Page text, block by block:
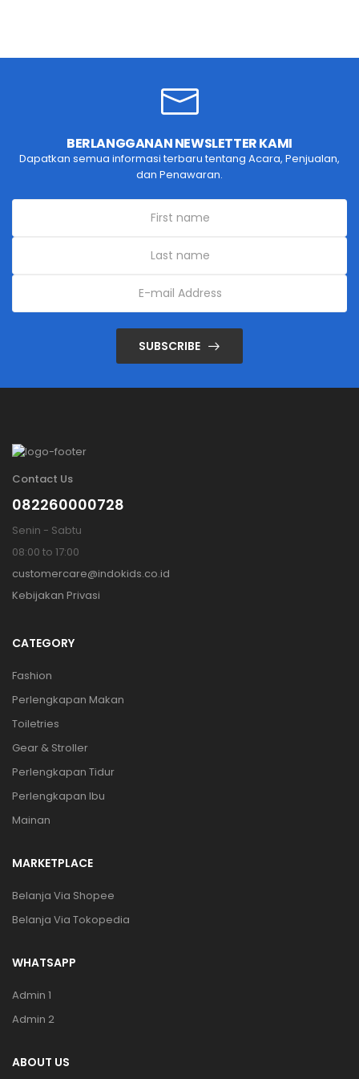
BERLANGGANAN NEWSLETTER KAMI
Dapatkan semua informasi terbaru tentang Acara, Penjualan,
dan Penawaran.
SUBSCRIBE
Contact Us
082260000728
Senin - Sabtu
08:00 to 17:00
customercare@indokids.co.id
Kebijakan Privasi
CATEGORY
Fashion
Perlengkapan Makan
Toiletries
Gear & Stroller
Perlengkapan Tidur
Perlengkapan Ibu
Mainan
MARKETPLACE
Belanja Via Shopee
Belanja Via Tokopedia
WHATSAPP
Admin 1
Admin 2
ABOUT US